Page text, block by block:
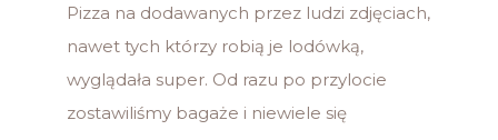
Pizza na dodawanych przez ludzi zdjęciach,
nawet tych którzy robią je lodówką,
wyglądała super. Od razu po przylocie
zostawiliśmy bagaże i niewiele się